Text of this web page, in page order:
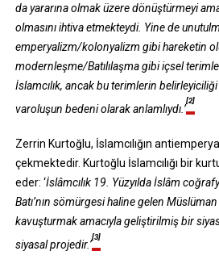
da yararına olmak üzere dönüştürmeyi
olmasını ihtiva etmekteydi. Yine de
emperyalizm/kolonyalizm gibi hareketin
modernleşme/Batılılaşma gibi içsel
İslamcılık, ancak bu terimlerin
varoluşun bedeni olarak anlamlıydı.’
[2]
Zerrin Kurtoğlu, İslamcılığın
çekmektedir. Kurtoğlu İslamcılığı bir
eder: ‘İslâmcılık 19. Yüzyılda İslâm
Batı’nın sömürgesi haline gelen
kavuşturmak amacıyla geliştirilmiş bir
siyasal projedir.’
[3]